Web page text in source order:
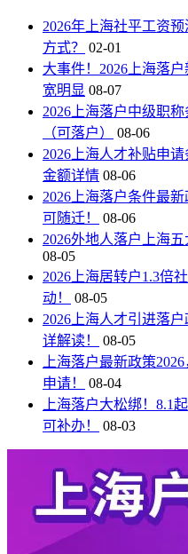
2026年上海社平工资
方式？
02-01
大事件！2026上海落
宽明显 08-07
2026上海落户中级职
（可落户）
08-06
2026上海人才补贴申
金额详情 08-06
2026上海落户条件最
可随迁！
08-06
2026外地人落户上海
08-05
2026上海居转户1.3倍
动！
08-05
2026上海人才引进落
详解读！
08-05
上海落户最新政策
申请！
08-04
上海落户大松绑！8.1
可补办！
08-03